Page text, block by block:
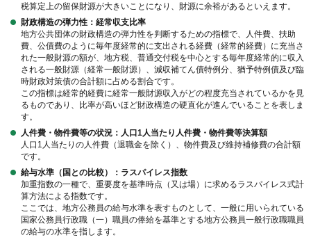
税算定上の留保財源が大きいことになり、財源に余裕があるといえます。
財政構造の弾力性：経常収支比率
地方公共団体の財政構造の弾力性を判断するための指標で、人件費、扶助
費、公債費のように毎年度経常的に支出される経費（経常的経費）に充当さ
れた一般財源の額が、地方税、普通交付税を中心とする毎年度経常的に収入
される一般財源（経常一般財源）、減収補てん債特例分、猶予特例債及び臨
時財政対策債の合計額に占める割合です。
この指標は経常的経費に経常一般財源収入がどの程度充当されているかを見
るものであり、比率が高いほど財政構造の硬直化が進んでいることを表しま
す。
人件費・物件費等の状況：人口1人当たり人件費・物件費等決算額
人口1人当たりの人件費（退職金を除く）、物件費及び維持補修費の合計額
です。
給与水準（国との比較）：ラスパイレス指数
加重指数の一種で、重要度を基準時点（又は場）に求めるラスパイレス式計
算方法による指数です。
ここでは、地方公務員の給与水準を表すものとして、一般に用いられている
国家公務員行政職（一）職員の俸給を基準とする地方公務員一般行政職職員
の給与の水準を指します。